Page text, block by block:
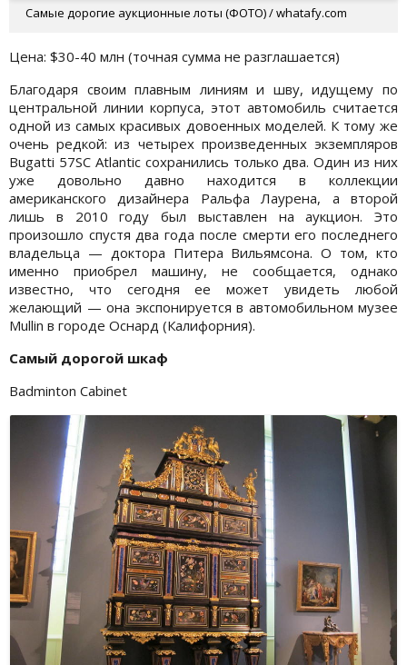
Самые дорогие аукционные лоты (ФОТО) / whatafy.com
Цена: $30-40 млн (точная сумма не разглашается)
Благодаря своим плавным линиям и шву, идущему по
центральной линии корпуса, этот автомобиль считается
одной из самых красивых довоенных моделей. К тому же
очень редкой: из четырех произведенных экземпляров
Bugatti 57SC Atlantic сохранились только два. Один из них
уже довольно давно находится в коллекции
американского дизайнера Ральфа Лаурена, а второй
лишь в 2010 году был выставлен на аукцион. Это
произошло спустя два года после смерти его последнего
владельца — доктора Питера Вильямсона. О том, кто
именно приобрел машину, не сообщается, однако
известно, что сегодня ее может увидеть любой
желающий — она экспонируется в автомобильном музее
Mullin в городе Оснард (Калифорния).
Самый дорогой шкаф
Badminton Cabinet